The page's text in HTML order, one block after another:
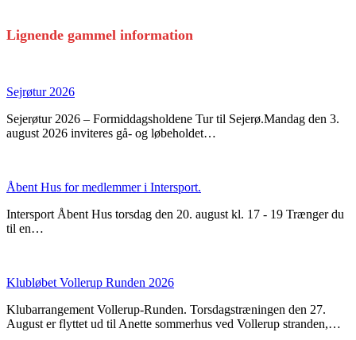
Lignende gammel information
Sejrøtur 2026
Sejerøtur 2026 – Formiddagsholdene Tur til Sejerø.Mandag den 3.
august 2026 inviteres gå- og løbeholdet…
Åbent Hus for medlemmer i Intersport.
Intersport Åbent Hus torsdag den 20. august kl. 17 - 19 Trænger du
til en…
Klubløbet Vollerup Runden 2026
Klubarrangement Vollerup-Runden. Torsdagstræningen den 27.
August er flyttet ud til Anette sommerhus ved Vollerup stranden,…